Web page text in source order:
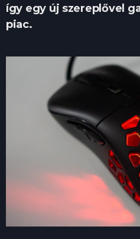
így egy új szereplővel
piac.